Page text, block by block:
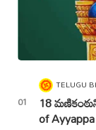
TELUGU
18
of